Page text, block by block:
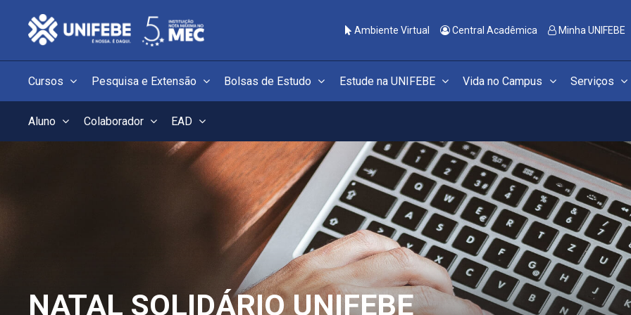
Ambiente Virtual Central Acadêmica Minha UNIFEBE
Cursos Pesquisa e Extensão Bolsas de Estudo Estude na UNIFEBE Vida no Campus Serviços
Aluno Colaborador EAD
NATAL SOLIDÁRIO UNIFEBE